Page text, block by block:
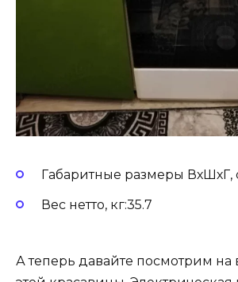
Габаритные размеры ВхШхГ,
Вес нетто, кг:35.7
А теперь давайте посмотрим на